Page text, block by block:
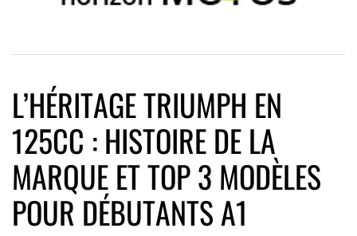
L’HÉRITAGE TRIUMPH EN
125CC : HISTOIRE DE LA
MARQUE ET TOP 3 MODÈLES
POUR DÉBUTANTS A1